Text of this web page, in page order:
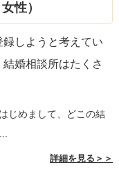
性）
しようと考えてい
婚相談所はたくさ
はじめまして、どこの結
詳細を見る＞＞